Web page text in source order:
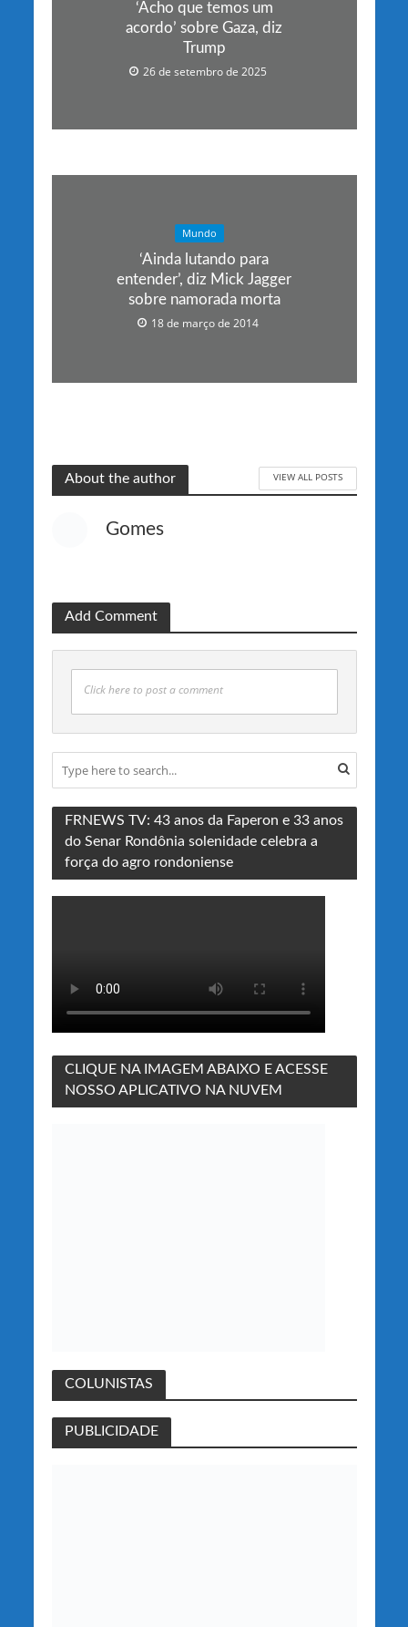
‘Acho que temos um
acordo’ sobre Gaza, diz
Trump
26 de setembro de 2025
Mundo
‘Ainda lutando para
entender’, diz Mick Jagger
sobre namorada morta
18 de março de 2014
About the author VIEW ALL POSTS
Gomes
Add Comment
Click here to post a comment
FRNEWS TV: 43 anos da Faperon e 33 anos
do Senar Rondônia solenidade celebra a
força do agro rondoniense
CLIQUE NA IMAGEM ABAIXO E ACESSE
NOSSO APLICATIVO NA NUVEM
COLUNISTAS
PUBLICIDADE